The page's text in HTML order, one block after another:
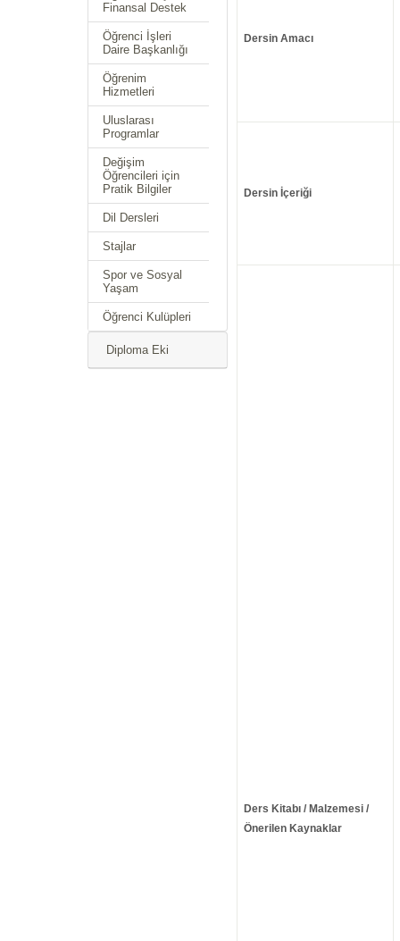
Finansal Destek
Öğrenci İşleri
Daire Başkanlığı
Öğrenim
Hizmetleri
Uluslarası
Programlar
Değişim
Öğrencileri için
Pratik Bilgiler
Dil Dersleri
Stajlar
Spor ve Sosyal
Yaşam
Öğrenci Kulüpleri
Diploma Eki
Dersin Amacı
Dersin İçeriği
Ders Kitabı / Malzemesi /
Önerilen Kaynaklar